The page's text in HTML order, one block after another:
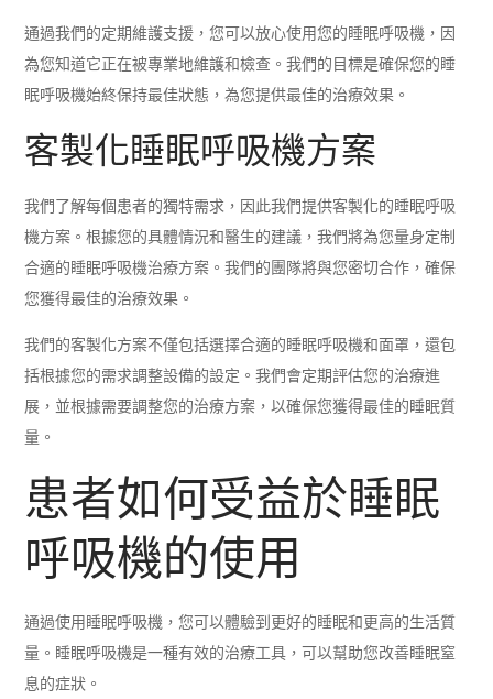
通過我們的定期維護支援，您可以放心使用您的睡眠呼吸機，因
為您知道它正在被專業地維護和檢查。我們的目標是確保您的睡
眠呼吸機始終保持最佳狀態，為您提供最佳的治療效果。
客製化睡眠呼吸機方案
我們了解每個患者的獨特需求，因此我們提供客製化的睡眠呼吸
機方案。根據您的具體情況和醫生的建議，我們將為您量身定制
合適的睡眠呼吸機治療方案。我們的團隊將與您密切合作，確保
您獲得最佳的治療效果。
我們的客製化方案不僅包括選擇合適的睡眠呼吸機和面罩，還包
括根據您的需求調整設備的設定。我們會定期評估您的治療進
展，並根據需要調整您的治療方案，以確保您獲得最佳的睡眠質
量。
患者如何受益於睡眠
呼吸機的使用
通過使用睡眠呼吸機，您可以體驗到更好的睡眠和更高的生活質
量。睡眠呼吸機是一種有效的治療工具，可以幫助您改善睡眠窒
息的症狀。